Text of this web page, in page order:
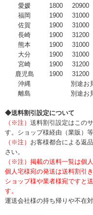
愛媛
1800 20900
福岡
1900 31000
佐賀
1900 31000
長崎
1900 31200
熊本
1900 31000
大分
1900 31000
宮崎
1900 31200
鹿児島
1900 31200
沖縄
別途お
離島
別途お
◆送料割引設定について
（※注） 送料割引設定はこの
す。ショップ様経由（業販）
（※注） お客様都合による返
さい。
（※注）掲載の送料一覧は個
個人宅様宛の発送は送料割引
ショップ様や業者様宛ですと
す。
運送会社様の持ち帰りや不在